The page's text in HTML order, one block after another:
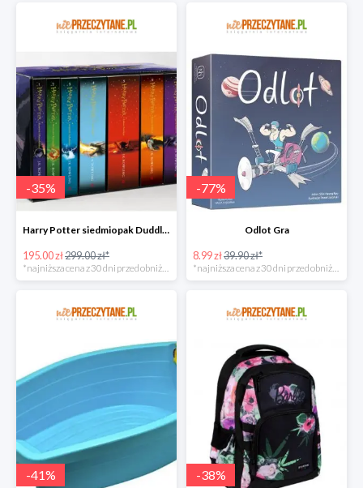
-35%
Harry Potter siedmiopak Duddle super oferta
195.00 zł299.00 zł*
-77%
Odlot Gra
8.99 zł39.90 zł*
-41% -38%